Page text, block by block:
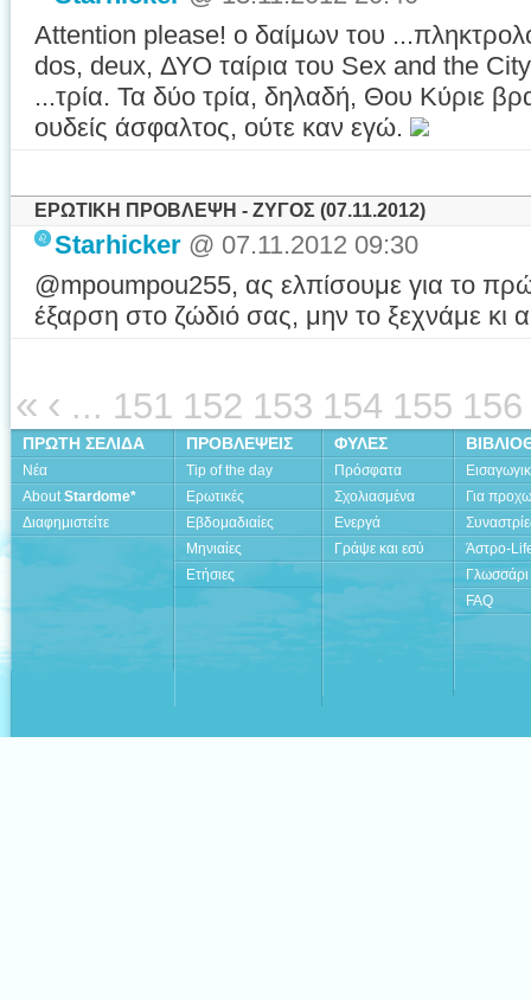
Attention please! ο δαίμων του
dos, deux, ΔΥΟ ταίρια του Sex and the
...τρία. Τα δύο τρία, δηλαδή, Θου Κύριε
ουδείς άσφαλτος, ούτε καν εγώ.
ΕΡΩΤΙΚΗ ΠΡΟΒΛΕΨΗ - ΖΥΓΟΣ (07.11.2012)
Starhicker @ 07.11.2012 09:30
@mpoumpou255, ας ελπίσουμε για το
έξαρση στο ζώδιό σας, μην το ξεχνάμε κι
« ‹ ... 151 152 153 154 155 156
ΠΡΩΤΗ ΣΕΛΙΔΑ
Νέα
AboutStardome*
Διαφημιστείτε
ΠΡΟΒΛΕΨΕΙΣ
Tip of the day
Ερωτικές
Εβδομαδιαίες
Μηνιαίες
Ετήσιες
ΦΥΛΕΣ
Πρόσφατα
Σχολιασμένα
Ενεργά
Γράψε και εσύ
Για
Άστρο-
Γλωσσάρι
FAQ